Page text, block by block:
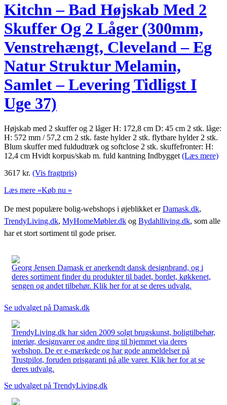
Kitchn – Bad Højskab Med 2
Skuffer Og 2 Låger (300mm,
Venstrehængt, Cleveland – Eg
Natur Struktur Melamin,
Samlet – Levering Tidligst I
Uge 37)
Højskab med 2 skuffer og 2 låger H: 172,8 cm D: 45 cm 2 stk. låge:
H: 572 mm / 57,2 cm 2 stk. faste hylder 2 stk. flytbare hylder 2 stk.
Blum skuffer med fuldudtræk og softclose 2 stk. skuffefronter: H:
12,4 cm Hvidt korpus/skab m. fuld kantning Indbygget (Læs mere)
3617 kr. (Vis fragtpris)
Læs mere »Køb nu »
De mest populære bolig-webshops i øjeblikket erDamask.dk,
TrendyLiving.dk, MyHomeMøbler.dk og Bydahlliving.dk, som alle
har et stort sortiment til gode priser.
Georg Jensen Damask er anerkendt dansk designbrand, og i
deres sortiment finder du produkter til badet, bordet, køkkenet,
sengen og andet tilbehør. Klik her for at se deres udvalg.
Se udvalget på Damask.dk
TrendyLiving.dk har siden 2009 solgt brugskunst, boligtilbehør,
interiør, designvarer og andre ting til hjemmet via deres
webshop. De er e-mærkede og har gode anmeldelser på
Trustpilot, foruden prisgaranti på alle varer. Klik her for at se
deres udvalg.
Se udvalget på TrendyLiving.dk